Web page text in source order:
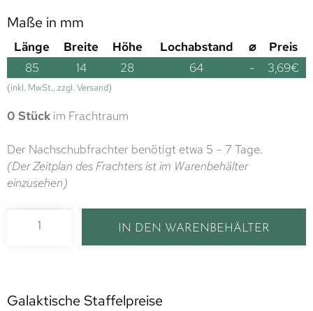
Maße in mm
Länge Breite Höhe Lochabstand ⌀
Preis
85
14 28 64 - 3,69€
(inkl. MwSt., zzgl. Versand)
0 Stück im Frachtraum
Der Nachschubfrachter benötigt etwa 5 – 7 Tage.
(Der Zeitplan des Frachters ist im Warenbehälter
einzusehen)
IN DEN WARENBEHÄLTER
Galaktische Staffelpreise